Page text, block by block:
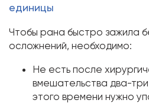
единицы
Чтобы рана быстро зажила
осложнений, необходимо:
Не есть после
вмешательства два-
этого времени нужно